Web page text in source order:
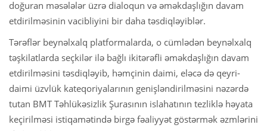
doğuran məsələlər üzrə dialoqun və əməkdaşlığın davam
etdirilməsinin vacibliyini bir daha təsdiqləyiblər.
Tərəflər beynəlxalq platformalarda, o cümlədən beynəlxalq
təşkilatlarda seçkilər ilə bağlı ikitərəfli əməkdaşlığın davam
etdirilməsini təsdiqləyib, həmçinin daimi, eləcə də qeyri-
daimi üzvlük kateqoriyalarının genişləndirilməsini nəzərdə
tutan BMT Təhlükəsizlik Şurasının islahatının tezliklə həyata
keçirilməsi istiqamətində birgə fəaliyyət göstərmək əzmlərini